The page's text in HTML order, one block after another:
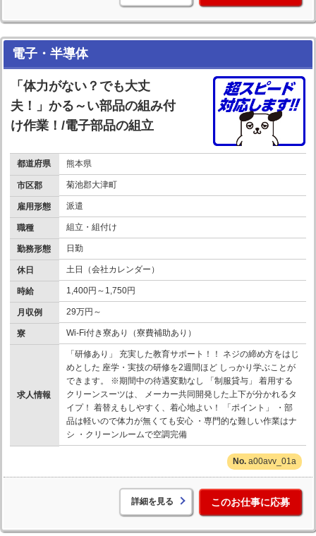
電子・半導体
「体力がない？でも大丈
夫！」かる～い部品の組み付
け作業！/電子部品の組立
都道府県 熊本県
市区郡 菊池郡大津町
雇用形態 派遣
職種 組立・組付け
勤務形態 日勤
休日 土日（会社カレンダー）
時給 1,400円～1,750円
月収例 29万円～
寮 Wi-Fi付き寮あり（寮費補助あり）
求人情報
「研修あり」 充実した教育サポート！！ ネジの締め方をはじ
めとした 座学・実技の研修を2週間ほど しっかり学ぶことが
できます。 ※期間中の待遇変動なし 「制服貸与」 着用する
クリーンスーツは、 メーカー共同開発した上下が分かれるタ
イプ！ 着替えもしやすく、着心地よい！ 「ポイント」 ・部
品は軽いので体力が無くても安心 ・専門的な難しい作業はナ
シ ・クリーンルームで空調完備
a00avv_01a
詳細を見る このお仕事に応募